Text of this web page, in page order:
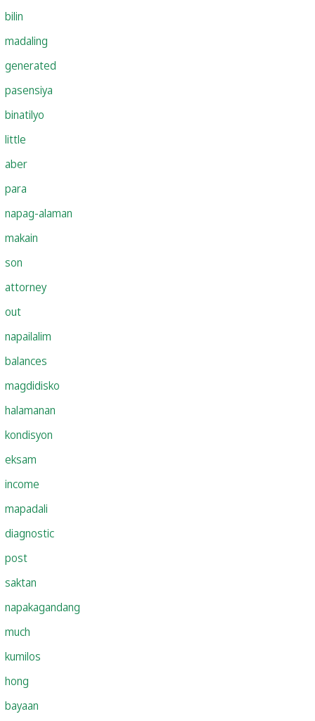
bilin
madaling
generated
pasensiya
binatilyo
little
aber
para
napag-alaman
makain
son
attorney
out
napailalim
balances
magdidisko
halamanan
kondisyon
eksam
income
mapadali
diagnostic
post
saktan
napakagandang
much
kumilos
hong
bayaan